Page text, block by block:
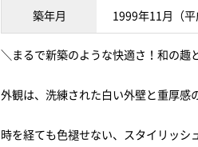
築年月 1999年11月（平
＼まるで新築のような快適さ！和の趣
外観は、洗練された白い外壁と重厚感
時を経ても色褪せない、スタイリッシ